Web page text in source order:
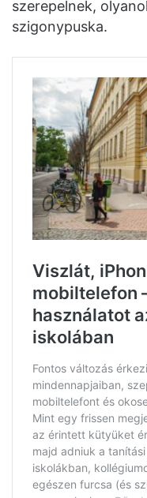
szerepelnek,
szigonypuska.